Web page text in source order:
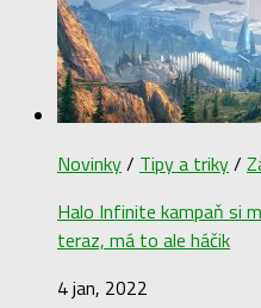
Novinky/ Tipy a triky/
Halo Infinite kampaň si
teraz, má to ale háčik
4 jan, 2022